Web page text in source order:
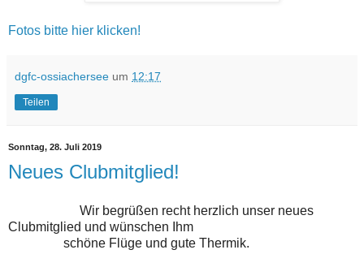
Fotos bitte hier klicken!
dgfc-ossiachersee um 12:17
Teilen
Sonntag, 28. Juli 2019
Neues Clubmitglied!
Wir begrüßen recht herzlich unser neues
Clubmitglied und wünschen Ihm
schöne Flüge und gute Thermik.